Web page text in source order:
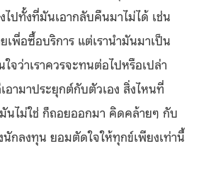
ปทั้งที่มันเอากลับคืนมาไม่ได้ เช่น
เพื่อซื้อบริการ แต่เรานำมันมาเป็น
จว่าเราควรจะทนต่อไปหรือเปล่า
ามาประยุกต์กับตัวเอง สิ่งไหนที่
นไม่ใช่ ก็ถอยออกมา คิดคล้ายๆ กับ
กลงทุน ยอมตัดใจให้ทุกข์เพียงเท่านี้